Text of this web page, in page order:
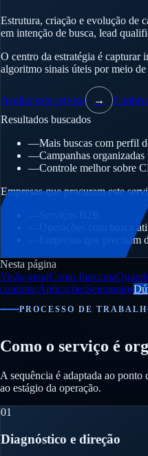
Estrutura, criação e evolução de
em intenção de busca, lead
O centro da estratégia é capturar
algoritmo sinais úteis por meio
Avaliar este serviço →
Resultados buscados
—Mais buscas com perfil
—Campanhas
—Controle melhor sobre
Empresas que procuram este
Operações com busca
Empresas que precisam
Nesta página
Visão geralComo funciona
contratarAplicaçõesSegmentos
PROCESSO DE
Como o serviço é
A sequência é adaptada ao ponto
ao estágio da operação.
01
Diagnóstico e direção